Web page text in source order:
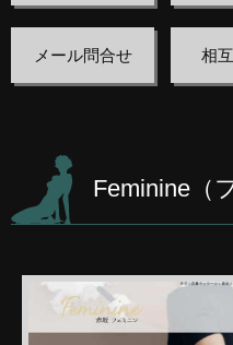
メール問合せ 相
Feminine（